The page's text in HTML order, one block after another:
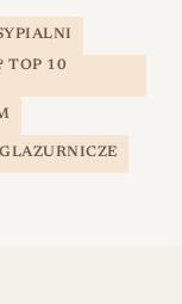
TOP 10